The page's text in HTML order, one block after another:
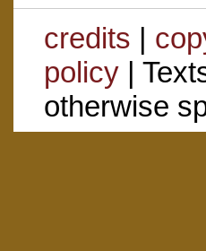
credits |
policy|
otherwise